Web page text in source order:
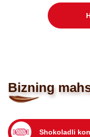
Bizning
Shokoladli